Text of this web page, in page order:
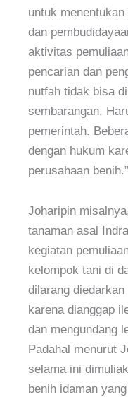
untuk
dan
aktivitas
pencarian dan
nutfah tidak bisa
sembarangan.
pemerintah.
dengan hukum
perusahaan
Joharipin
tanaman asal
kegiatan
kelompok tani di
dilarang
karena dianggap
dan mengundang
Padahal menurut
selama ini
benih idaman